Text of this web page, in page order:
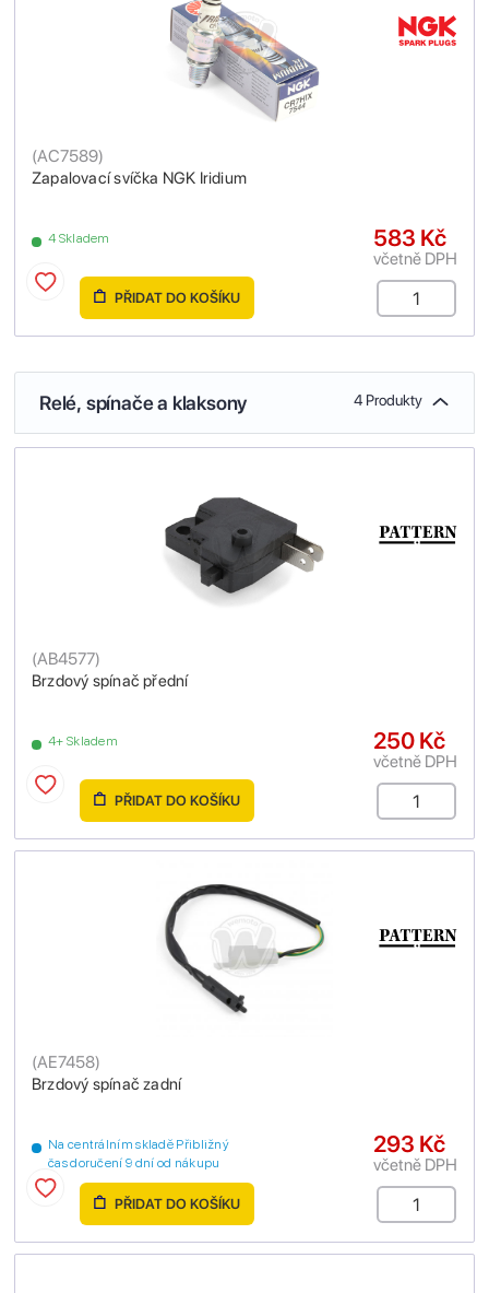
Zapalovací svíčka NGK Iridium
(AC7589)
4 Skladem 583 Kč
včetně DPH
PŘIDAT DO KOŠÍKU
Relé, spínače a klaksony 4 Produkty
Brzdový spínač přední
(AB4577)
4+ Skladem 250 Kč
včetně DPH
PŘIDAT DO KOŠÍKU
Brzdový spínač zadní
(AE7458)
Na centrálním skladě Přibližný
čas doručení 9 dní od nákupu
293 Kč
včetně DPH
PŘIDAT DO KOŠÍKU